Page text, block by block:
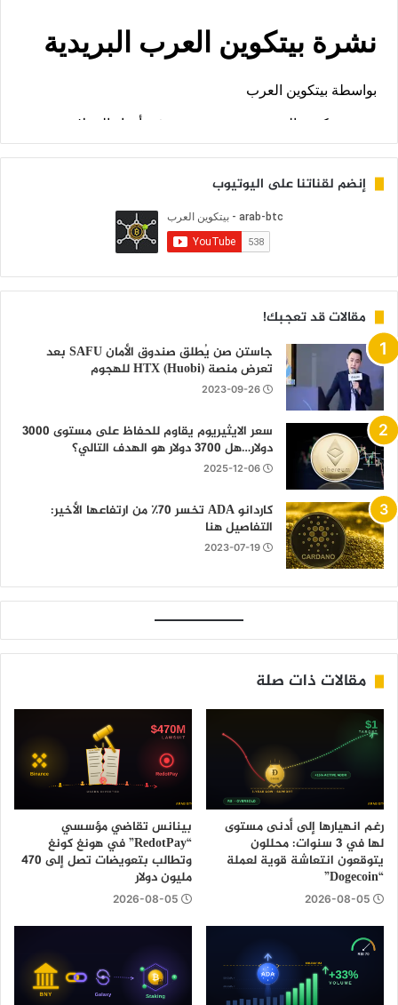
إنضم لقناتنا على اليوتيوب
مقالات قد تعجبك!
جاستن صن يُطلق صندوق الأمان SAFU بعد
تعرض منصة HTX (Huobi) للهجوم
2023-09-26
سعر الايثيريوم يقاوم للحفاظ على مستوى 3000
دولار…هل 3700 دولار هو الهدف التالي؟
2025-12-06
كاردانو ADA تخسر 70٪ من ارتفاعها الأخير:
التفاصيل هنا
2023-07-19
مقالات ذات صلة
رغم انهيارها إلى أدنى مستوى
لها في 3 سنوات: محللون
يتوقعون انتعاشة قوية لعملة
“Dogecoin”
2026-08-05
بينانس تقاضي مؤسسي
“RedotPay” في هونغ كونغ
وتطالب بتعويضات تصل إلى 470
مليون دولار
2026-08-05